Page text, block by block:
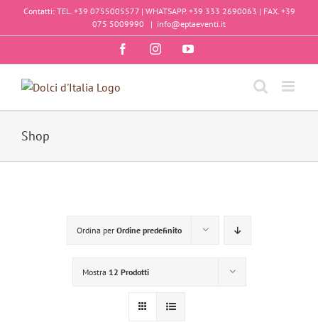
SaltaContatti: TEL. +39 0755005577 | WHATSAPP. +39 333 2690063 | FAX. +39
075 5009990
| info@eptaeventi.it
FacebookInstagramYouTube
Shop
Ordina per Ordine predefinito
Mostra 12 Prodotti